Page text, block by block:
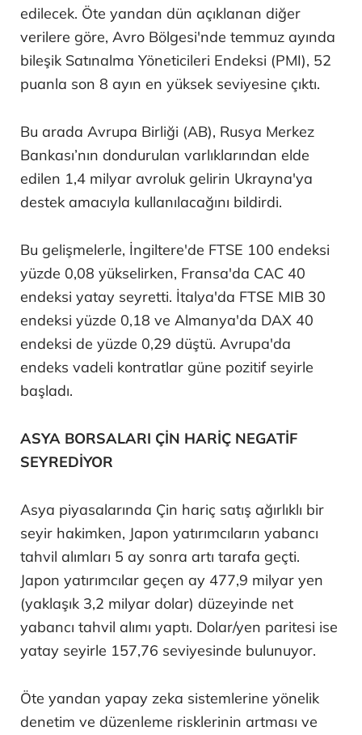
edilecek. Öte yandan dün açıklanan diğer
verilere göre, Avro Bölgesi'nde temmuz ayında
bileşik Satınalma Yöneticileri Endeksi (PMI), 52
puanla son 8 ayın en yüksek seviyesine çıktı.
Bu arada Avrupa Birliği (AB), Rusya Merkez
Bankası’nın dondurulan varlıklarından elde
edilen 1,4 milyar avroluk gelirin Ukrayna'ya
destek amacıyla kullanılacağını bildirdi.
Bu gelişmelerle, İngiltere'de FTSE 100 endeksi
yüzde 0,08 yükselirken, Fransa'da CAC 40
endeksi yatay seyretti. İtalya'da FTSE MIB 30
endeksi yüzde 0,18 ve Almanya'da DAX 40
endeksi de yüzde 0,29 düştü. Avrupa'da
endeks vadeli kontratlar güne pozitif seyirle
başladı.
ASYA BORSALARI ÇİN HARİÇ NEGATİF
SEYREDİYOR
Asya piyasalarında Çin hariç satış ağırlıklı bir
seyir hakimken, Japon yatırımcıların yabancı
tahvil alımları 5 ay sonra artı tarafa geçti.
Japon yatırımcılar geçen ay 477,9 milyar yen
(yaklaşık 3,2 milyar dolar) düzeyinde net
yabancı tahvil alımı yaptı. Dolar/yen paritesi ise
yatay seyirle 157,76 seviyesinde bulunuyor.
Öte yandan yapay zeka sistemlerine yönelik
denetim ve düzenleme risklerinin artması ve